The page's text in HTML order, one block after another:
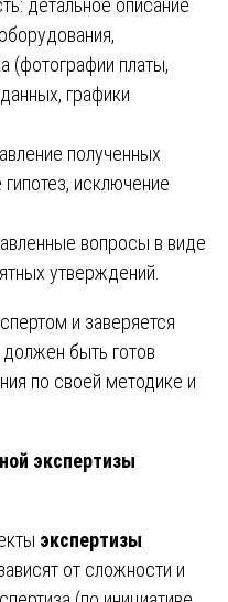
детальное описание
(фотографии платы,
графики
полученных
исключение
вопросы в виде
утверждений.
и заверяется
быть готов
по своей методике и
экспертизы
экспертизы
от сложности и